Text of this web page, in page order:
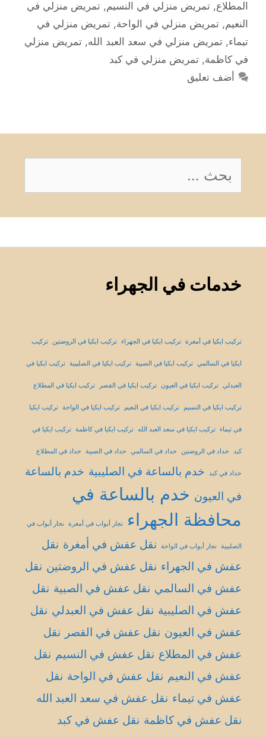
المطلاع, تمريض منزلي في النسيم, تمريض منزلي في
النعيم, تمريض منزلي في الواحة, تمريض منزلي في
تيماء, تمريض منزلي في سعد العبد الله, تمريض منزلي
في كاظمة, تمريض منزلي في كبد
أضف تعليق
عن:
خدمات في الجهراء
تركيب ايكيا في أمغرة تركيب ايكيا في الجهراء تركيب ايكيا في الروضتين تركيب
ايكيا في السالمي تركيب ايكيا في الصبية تركيب ايكيا في الصليبية تركيب ايكيا في
العبدلي تركيب ايكيا في العيون تركيب ايكيا في القصر تركيب ايكيا في المطلاع
تركيب ايكيا في النسيم تركيب ايكيا في النعيم تركيب ايكيا في الواحة تركيب ايكيا
في تيماء تركيب ايكيا في سعد العبد الله تركيب ايكيا في كاظمة تركيب ايكيا في
كبد حداد في الروضتين حداد في السالمي حداد في الصبية حداد في المطلاع
حداد في كبد خدم بالساعة في الصليبية خدم بالساعة
في العيون خدم بالساعة في
محافظة الجهراء
نجار أبواب في أمغرة نجار أبواب في
الصليبية نجار أبواب في الواحة نقل عفش في أمغرة نقل
عفش في الجهراء نقل عفش في الروضتين نقل
عفش في السالمي نقل عفش في الصبية نقل
عفش في الصليبية نقل عفش في العبدلي نقل
عفش في العيون نقل عفش في القصر
نقل
عفش في المطلاع نقل عفش في النسيم نقل
عفش في النعيم نقل عفش في الواحة نقل
عفش في تيماء نقل عفش في سعد العبد الله
نقل عفش في كاظمة نقل عفش في كبد